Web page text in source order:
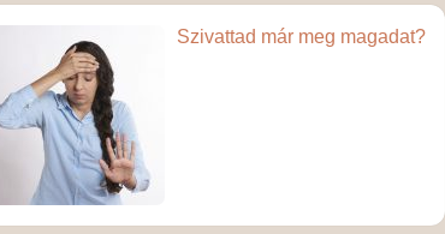
Szivattad már meg magadat?